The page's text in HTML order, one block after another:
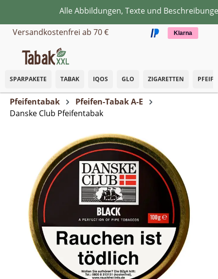
Zum Hauptinhalt springenAlle Abbildungen, Texte und
Versandkostenfrei ab 70 €
Klarna
SPARPAKETE TABAK IQOS GLO ZIGARETTEN
Pfeifentabak
Pfeifen-Tabak A-E
Danske Club Pfeifentabak